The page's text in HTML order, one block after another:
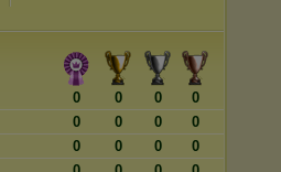
0 0 0
0
0 0 0
0
0 0 0
0